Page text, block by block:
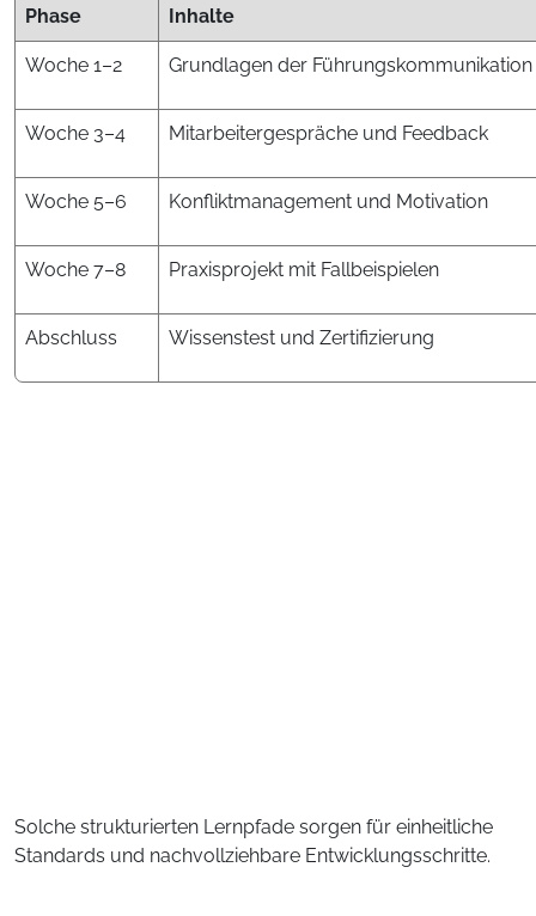
Phase Inhalte
Woche 1–2 Grundlagen der Führungskommunikation
Woche 3–4 Mitarbeitergespräche und Feedback
Woche 5–6 Konfliktmanagement und Motivation
Woche 7–8 Praxisprojekt mit Fallbeispielen
Abschluss Wissenstest und Zertifizierung
Solche strukturierten Lernpfade sorgen für einheitliche
Standards und nachvollziehbare Entwicklungsschritte.